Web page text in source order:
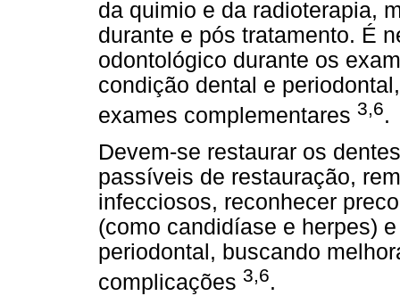
da quimio e da radioterapia,
durante e pós tratamento. É
odontológico durante os
condição dental e
exames complementares 3,6.
Devem-se restaurar os
passíveis de restauração,
infecciosos, reconhecer
(como candidíase e herpes)
periodontal, buscando
complicações 3,6.